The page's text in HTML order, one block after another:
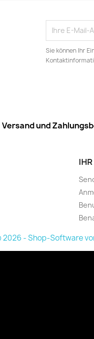
Sie können Ihr
Versand und
2026 - Shop-Software